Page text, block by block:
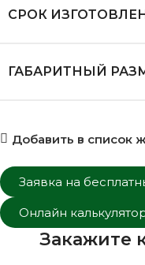
СРОК
ГАБАРИТНЫЙ
Добавить в список
Заявка на
Онлайн
Закажите